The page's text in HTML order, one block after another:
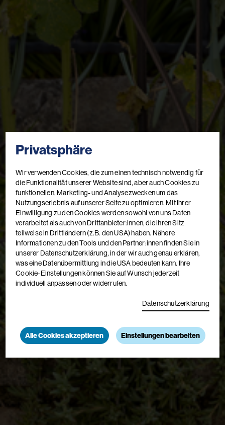
Privatsphäre
Wir verwenden Cookies, die zum einen technisch notwendig für
die Funktionalität unserer Website sind, aber auch Cookies zu
funktionellen, Marketing- und Analysezwecken um das
Nutzungserlebnis auf unserer Seite zu optimieren. Mit Ihrer
Einwilligung zu den Cookies werden sowohl von uns Daten
verarbeitet als auch von Drittanbieter:innen, die ihren Sitz
teilweise in Drittländern (z.B. den USA) haben. Nähere
Informationen zu den Tools und den Partner:innen finden Sie in
unserer Datenschutzerklärung, in der wir auch genau erklären,
was eine Datenübermittlung in die USA bedeuten kann. Ihre
Cookie-Einstellungen können Sie auf Wunsch jederzeit
individuell anpassen oder widerrufen.
Datenschutzerklärung
Alle Cookies akzeptieren Einstellungen bearbeiten